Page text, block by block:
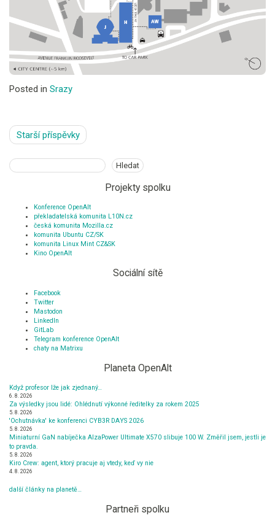
Posted in Srazy
Navigace
pro
příspěvky
Starší příspěvky
Hledat Hledat
Projekty spolku
Konference OpenAlt
překladatelská komunita L10N.cz
česká komunita Mozilla.cz
komunita Ubuntu CZ/SK
komunita Linux Mint CZ&SK
Kino OpenAlt
Sociální sítě
Facebook
Twitter
Mastodon
LinkedIn
GitLab
Telegram konference OpenAlt
chaty na Matrixu
Planeta OpenAlt
Když profesor lže jak zjednaný…
6. 8. 2026
Za výsledky jsou lidé: Ohlédnutí výkonné ředitelky za rokem 2025
5. 8. 2026
'Ochutnávka' ke konferenci CYB3R DAYS 2026
5. 8. 2026
Miniaturní GaN nabíječka AlzaPower Ultimate X570 slibuje 100 W. Změřil jsem, jestli je
to pravda.
5. 8. 2026
Kiro Crew: agent, ktorý pracuje aj vtedy, keď vy nie
4. 8. 2026
další články na planetě…
Partneři spolku